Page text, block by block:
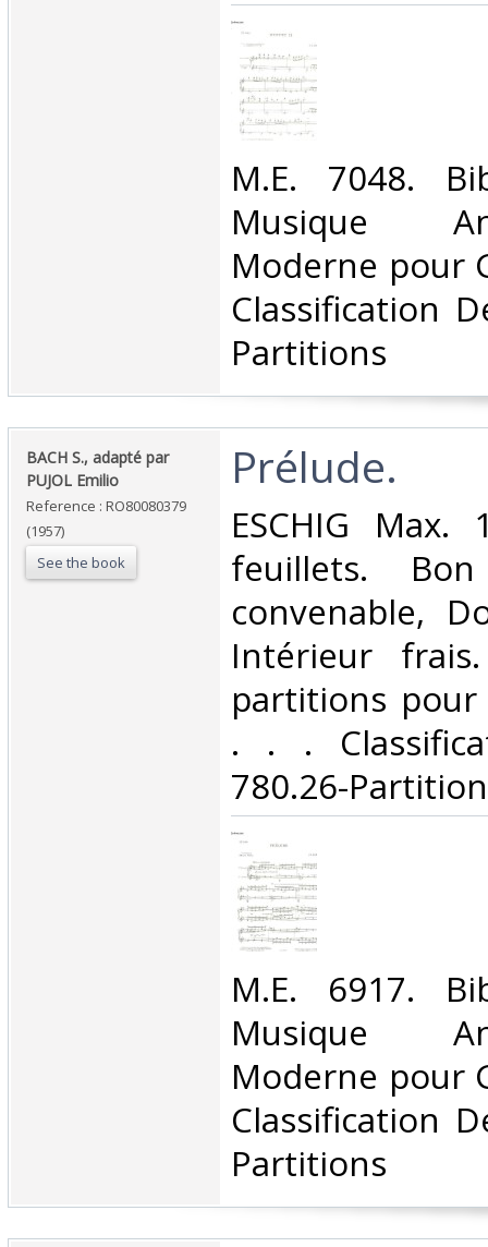
‎M.E. 7048.
Musique
Moderne pour
Classification
Partitions‎
‎BACH S., adapté par
PUJOL Emilio‎
Reference : RO80080379
(1957)
See the book
‎Prélude.‎
‎ESCHIG Max.
feuillets.
convenable,
Intérieur
partitions pour
. . .
780.26-
‎M.E. 6917.
Musique
Moderne pour
Classification
Partitions‎